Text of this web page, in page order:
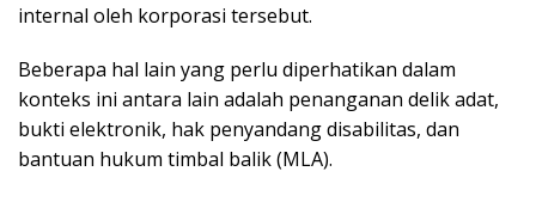
internal oleh korporasi tersebut.
Beberapa hal lain yang perlu diperhatikan dalam
konteks ini antara lain adalah penanganan delik adat,
bukti elektronik, hak penyandang disabilitas, dan
bantuan hukum timbal balik (MLA).